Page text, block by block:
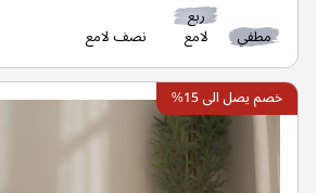
مطفي
ربع
لامع نصف لامع
خصم يصل الى 15%